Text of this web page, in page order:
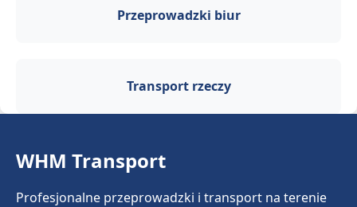
Przeprowadzki biur
Transport rzeczy
WHM Transport
Profesjonalne przeprowadzki i transport na terenie